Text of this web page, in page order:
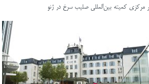
مرکزی کمیته بین‌المللی صلیب سرخ در ژنو